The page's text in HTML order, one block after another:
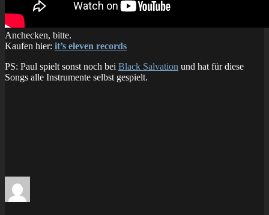
Anchecken, bitte.
Kaufen hier: it’s eleven records
PS: Paul spielt sonst noch bei Black Salvation und hat für diese
Songs alle Instrumente selbst gespielt.